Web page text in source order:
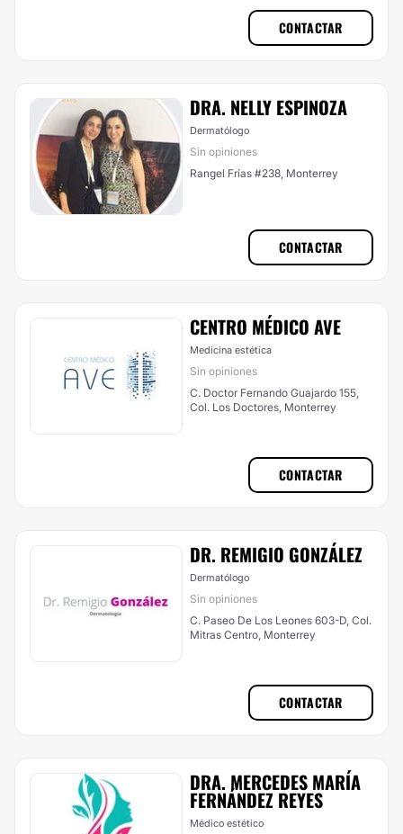
CONTACTAR
DRA. NELLY ESPINOZA
Dermatólogo
Sin opiniones
Rangel Frías #238, Monterrey
CONTACTAR
CENTRO MÉDICO AVE
Medicina estética
Sin opiniones
C. Doctor Fernando Guajardo 155,
Col. Los Doctores, Monterrey
CONTACTAR
DR. REMIGIO GONZÁLEZ
Dermatólogo
Sin opiniones
C. Paseo De Los Leones 603-D, Col.
Mitras Centro, Monterrey
CONTACTAR
DRA. MERCEDES MARÍA
FERNÁNDEZ REYES
Médico estético